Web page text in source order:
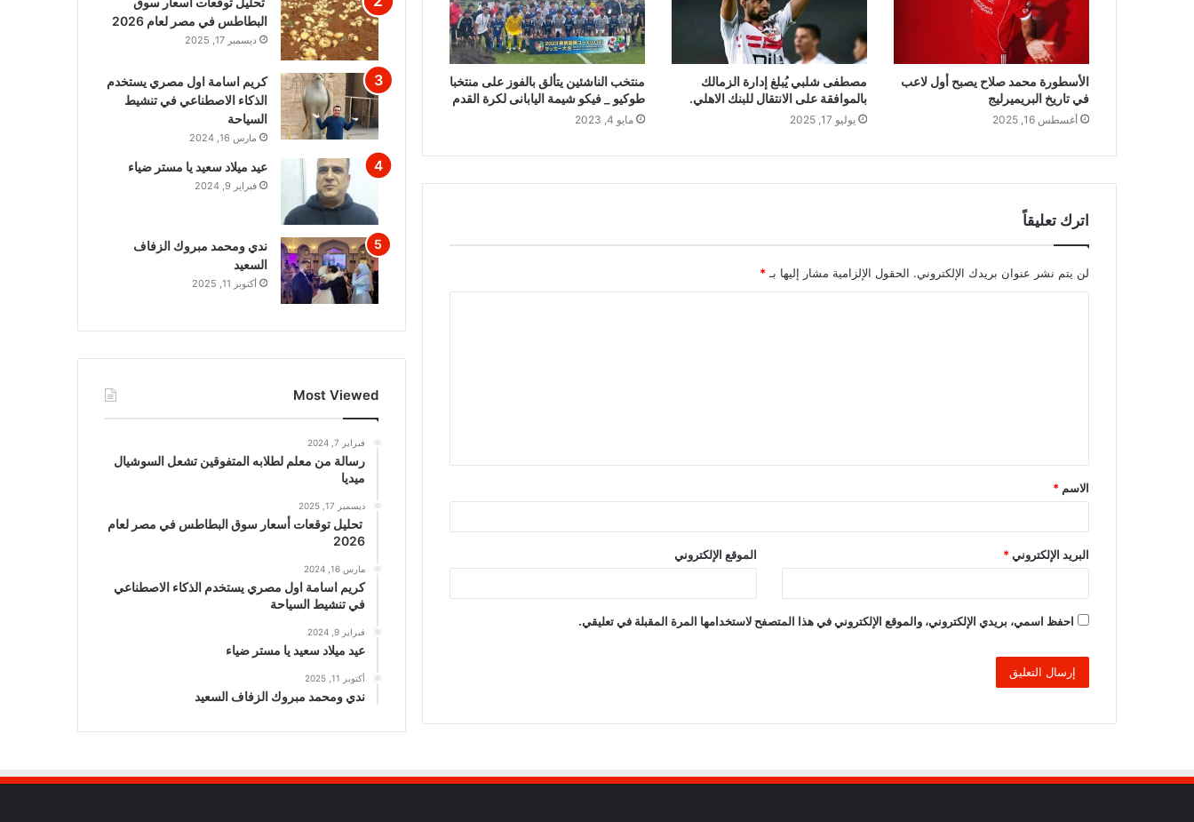
الأسطورة محمد صلاح يصبح أول لاعب
في تاريخ البريميرليج
أغسطس 16, 2025
مصطفى شلبي يُبلغ إدارة الزمالك
بالموافقة على الانتقال للبنك الاهلي.
يوليو 17, 2025
منتخب الناشئين يتألق بالفوز على منتخبا
طوكيو _ فيكو شيمة اليابانى لكرة القدم
مايو 4, 2023
اترك تعليقاً
لن يتم نشر عنوان بريدك الإلكتروني. الحقول الإلزامية مشار إليها بـ*
ق
*
الاسم *
البريد الإلكتروني* الموقع الإلكتروني
احفظ اسمي، بريدي الإلكتروني، والموقع الإلكتروني في هذا المتصفح لاستخدامها المرة المقبلة في تعليقي.
البطاطس في مصر لعام 2026
ديسمبر 17, 2025
كريم اسامة اول مصري يستخدم
الذكاء الاصطناعي في تنشيط
السياحة
مارس 16, 2024
عيد ميلاد سعيد يا مستر ضياء
فبراير 9, 2024
ندي ومحمد مبروك الزفاف
السعيد
أكتوبر 11, 2025
Most Viewed
فبراير 7, 2024
رسالة من معلم لطلابه المتفوقين تشعل السوشيال
ميديا
ديسمبر 17, 2025
تحليل توقعات أسعار سوق البطاطس في مصر لعام
2026
مارس 16, 2024
كريم اسامة اول مصري يستخدم الذكاء الاصطناعي
في تنشيط السياحة
فبراير 9, 2024
عيد ميلاد سعيد يا مستر ضياء
أكتوبر 11, 2025
ندي ومحمد مبروك الزفاف السعيد